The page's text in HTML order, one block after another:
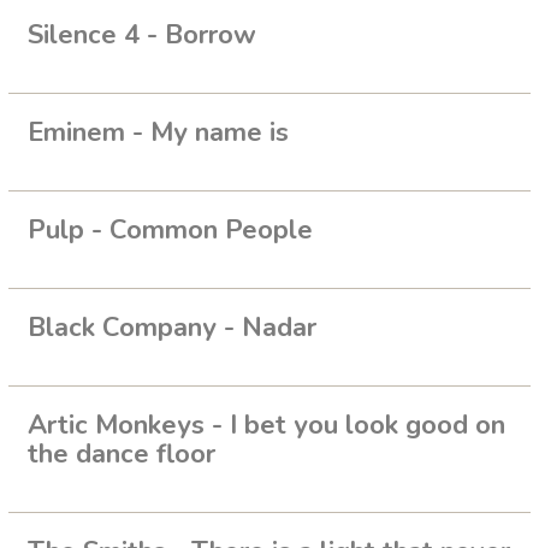
Silence 4 - Borrow
Eminem - My name is
Pulp - Common People
Black Company - Nadar
Artic Monkeys - I bet you look good on
the dance floor